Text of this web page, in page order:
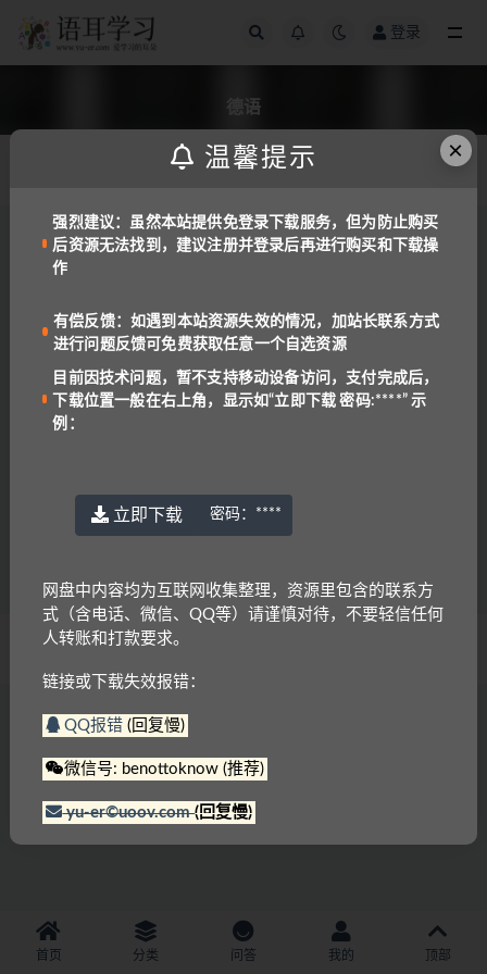
登录
德语
相关标签 发布日期
德语
911 免费
德语语音课程46课 讲师冯宇轩[FLV]
德语语法课程 讲师李雪[FLV]
1.9K
© 2022 语耳学习
首页 分类 问答 我的 顶部
×
温馨提示
强烈建议：虽然本站提供免登录下载服务，但为防止购买
后资源无法找到，建议注册并登录后再进行购买和下载操
作
有偿反馈：如遇到本站资源失效的情况，加站长联系方式
进行问题反馈可免费获取任意一个自选资源
目前因技术问题，暂不支持移动设备访问，支付完成后，
下载位置一般在右上角，显示如“立即下载 密码:****” 示
例：
立即下载 密码： ****
网盘中内容均为互联网收集整理，资源里包含的联系方
式（含电话、微信、QQ等）请谨慎对待，不要轻信任何
人转账和打款要求。
链接或下载失效报错：
QQ报错(回复慢)
微信号: benottoknow (推荐)
yu-er©uoov.com(回复慢)